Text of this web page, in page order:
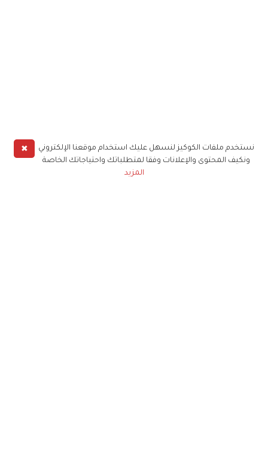
✖
نستخدم ملفات الكوكيز لنسهل عليك استخدام موقعنا الإلكتروني
ونكيف المحتوى والإعلانات وفقا لمتطلباتك واحتياجاتك الخاصة
المزيد